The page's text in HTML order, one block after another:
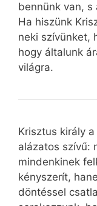
bennünk van,
Ha hiszünk
neki szívünket,
hogy általunk
világra.
Krisztus király
alázatos szívű:
mindenkinek
kényszerít,
döntéssel